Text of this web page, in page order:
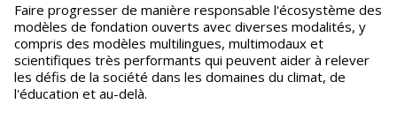
Faire progresser de manière responsable l'écosystème des
modèles de fondation ouverts avec diverses modalités, y
compris des modèles multilingues, multimodaux et
scientifiques très performants qui peuvent aider à relever
les défis de la société dans les domaines du climat, de
l'éducation et au-delà.